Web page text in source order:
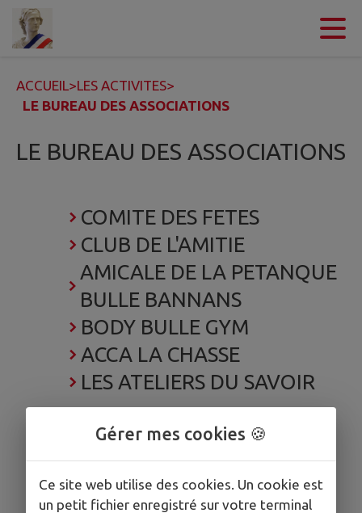
Contenu
ACCUEIL>LES ACTIVITES>
LE BUREAU DES ASSOCIATIONS
LE BUREAU DES ASSOCIATIONS
COMITE DES FETES
CLUB DE L'AMITIE
AMICALE DE LA PETANQUE
BULLE BANNANS
BODY BULLE GYM
ACCA LA CHASSE
LES ATELIERS DU SAVOIR
Gérer mes cookies 🍪
Ce site web utilise des cookies. Un cookie est
un petit fichier enregistré sur votre terminal